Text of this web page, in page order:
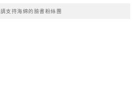
請支持海綿的臉書粉絲團